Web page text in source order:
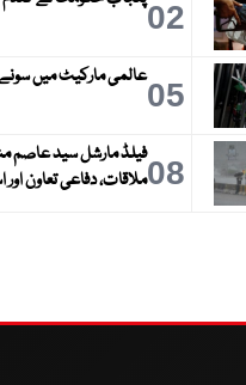
02
05عالمی مارکیٹ میں
08فیلڈ مارشل سید عاصم
ملاقات، دفاعی تعاون اور